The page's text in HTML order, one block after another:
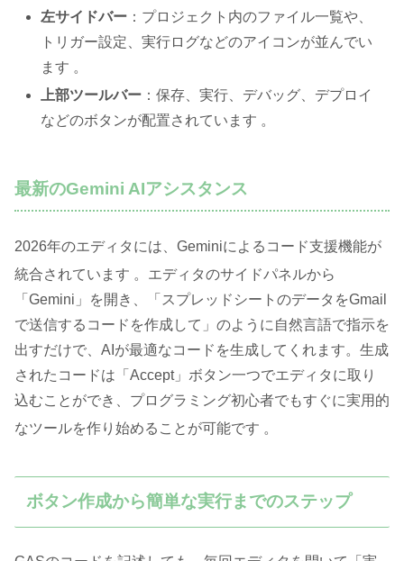
左サイドバー ：プロジェクト内のファイル一覧や、
トリガー設定、実行ログなどのアイコンが並んでい
ます 。
上部ツールバー ：保存、実行、デバッグ、デプロイ
などのボタンが配置されています 。
最新のGemini AIアシスタンス
2026年のエディタには、Geminiによるコード支援機能が
統合されています 。エディタのサイドパネルから
「Gemini」を開き、「スプレッドシートのデータをGmail
で送信するコードを作成して」のように自然言語で指示を
出すだけで、AIが最適なコードを生成してくれます。生成
されたコードは「Accept」ボタン一つでエディタに取り
込むことができ、プログラミング初心者でもすぐに実用的
なツールを作り始めることが可能です 。
ボタン作成から簡単な実行までのステップ